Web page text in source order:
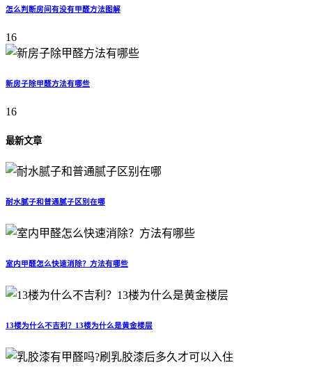
怎么判断房间有没有甲醛方法图解
16
新房子除甲醛方法有哪些
16
最新文章
耐水腻子和普通腻子区别在哪
室内甲醛怎么快速消除？方法有哪些
13楼为什么不吉利？13楼为什么是黄金楼层